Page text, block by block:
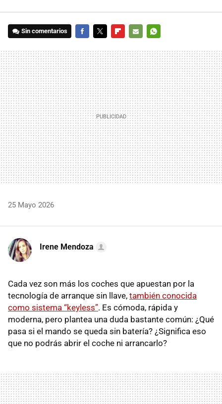
Sin comentarios
MAIL
25 Mayo 2026
Irene Mendoza
Cada vez son más los coches que apuestan por la
tecnología de arranque sin llave, también conocida
como sistema “keyless”. Es cómoda, rápida y
moderna, pero plantea una duda bastante común: ¿Qué
pasa si el mando se queda sin batería? ¿Significa eso
que no podrás abrir el coche ni arrancarlo?